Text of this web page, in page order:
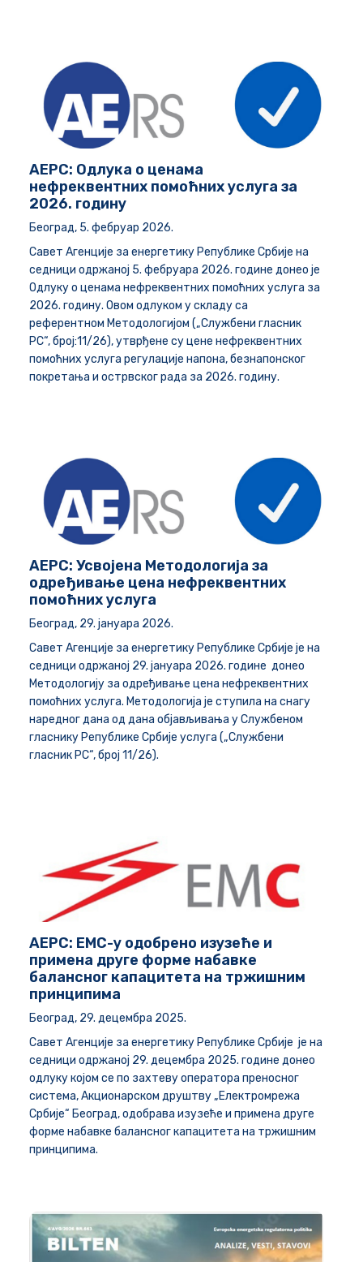
AЕРС: Одлукa о ценама
нефреквентних помоћних услуга за
2026. годину
Београд, 5. фебруар 2026.
Савет Агенције за енергетику Републике Србије на
седници одржаној 5. фебруара 2026. године донео је
Одлуку о ценама нефреквентних помоћних услуга за
2026. годину. Овом одлуком у складу са
референтном Методологијом („Службени гласник
РС“, број:11/26), утврђене су цене нефреквентних
помоћних услуга регулације напона, безнапонског
покретања и острвског рада за 2026. годину.
АЕРС: Усвојена Методологија за
одређивање цена нефреквентних
помоћних услуга
Београд, 29. јануара 2026.
Савет Агенције за енергетику Републике Србије је на
седници одржаној 29. јануара 2026. године донео
Методологију за одређивање цена нефреквентних
помоћних услуга. Методологија је ступила на снагу
наредног дана од дана објављивања у Службеном
гласнику Републике Србије услуга („Службени
гласник РС“, број 11/26).
АЕРС: ЕМС-у одобрено изузеће и
примена друге форме набавке
балансног капацитета на тржишним
принципима
Београд, 29. децембра 2025.
Савет Агенције за енергетику Републике Србије је на
седници одржаној 29. децембра 2025. године донео
одлуку којом се по захтеву оператора преносног
система, Акционарском друштву „Електромрeжа
Србије“ Београд, одобрава изузеће и примена друге
форме набавке балансног капацитета на тржишним
принципима.